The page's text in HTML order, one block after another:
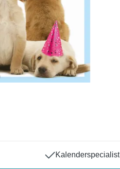
Kalenderspecialist